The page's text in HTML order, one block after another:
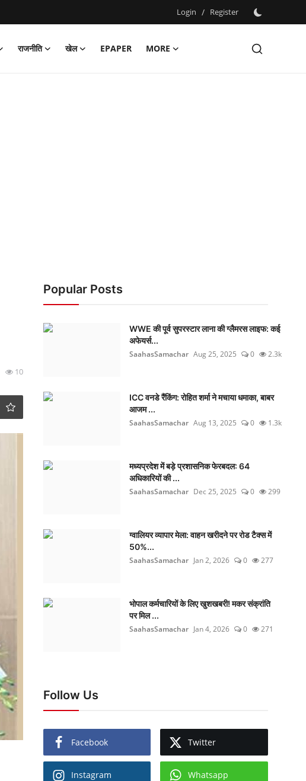
Login / Register
राजनीति खेल EPAPER
MORE
10
Popular Posts
WWE की पूर्व सुपरस्टार लाना की ग्लैमरस लाइफ: कई
अफेयर्स...
SaahasSamachar Aug 25, 2025 0 2.3k
ICC वनडे रैंकिंग: रोहित शर्मा ने मचाया धमाका, बाबर
आजम ...
SaahasSamachar Aug 13, 2025 0 1.3k
मध्यप्रदेश में बड़े प्रशासनिक फेरबदल: 64
अधिकारियों की ...
SaahasSamachar Dec 25, 2025 0 299
ग्वालियर व्यापार मेला: वाहन खरीदने पर रोड टैक्स में
50%...
SaahasSamachar Jan 2, 2026 0 277
भोपाल कर्मचारियों के लिए खुशखबरी! मकर संक्रांति
पर मिल ...
SaahasSamachar Jan 4, 2026 0 271
Follow Us
Facebook Twitter
Instagram Whatsapp